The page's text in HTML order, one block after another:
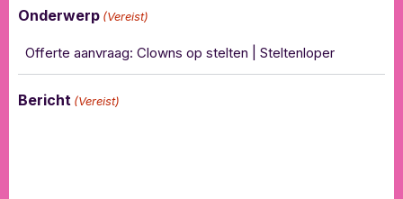
Onderwerp (Vereist)
Bericht (Vereist)